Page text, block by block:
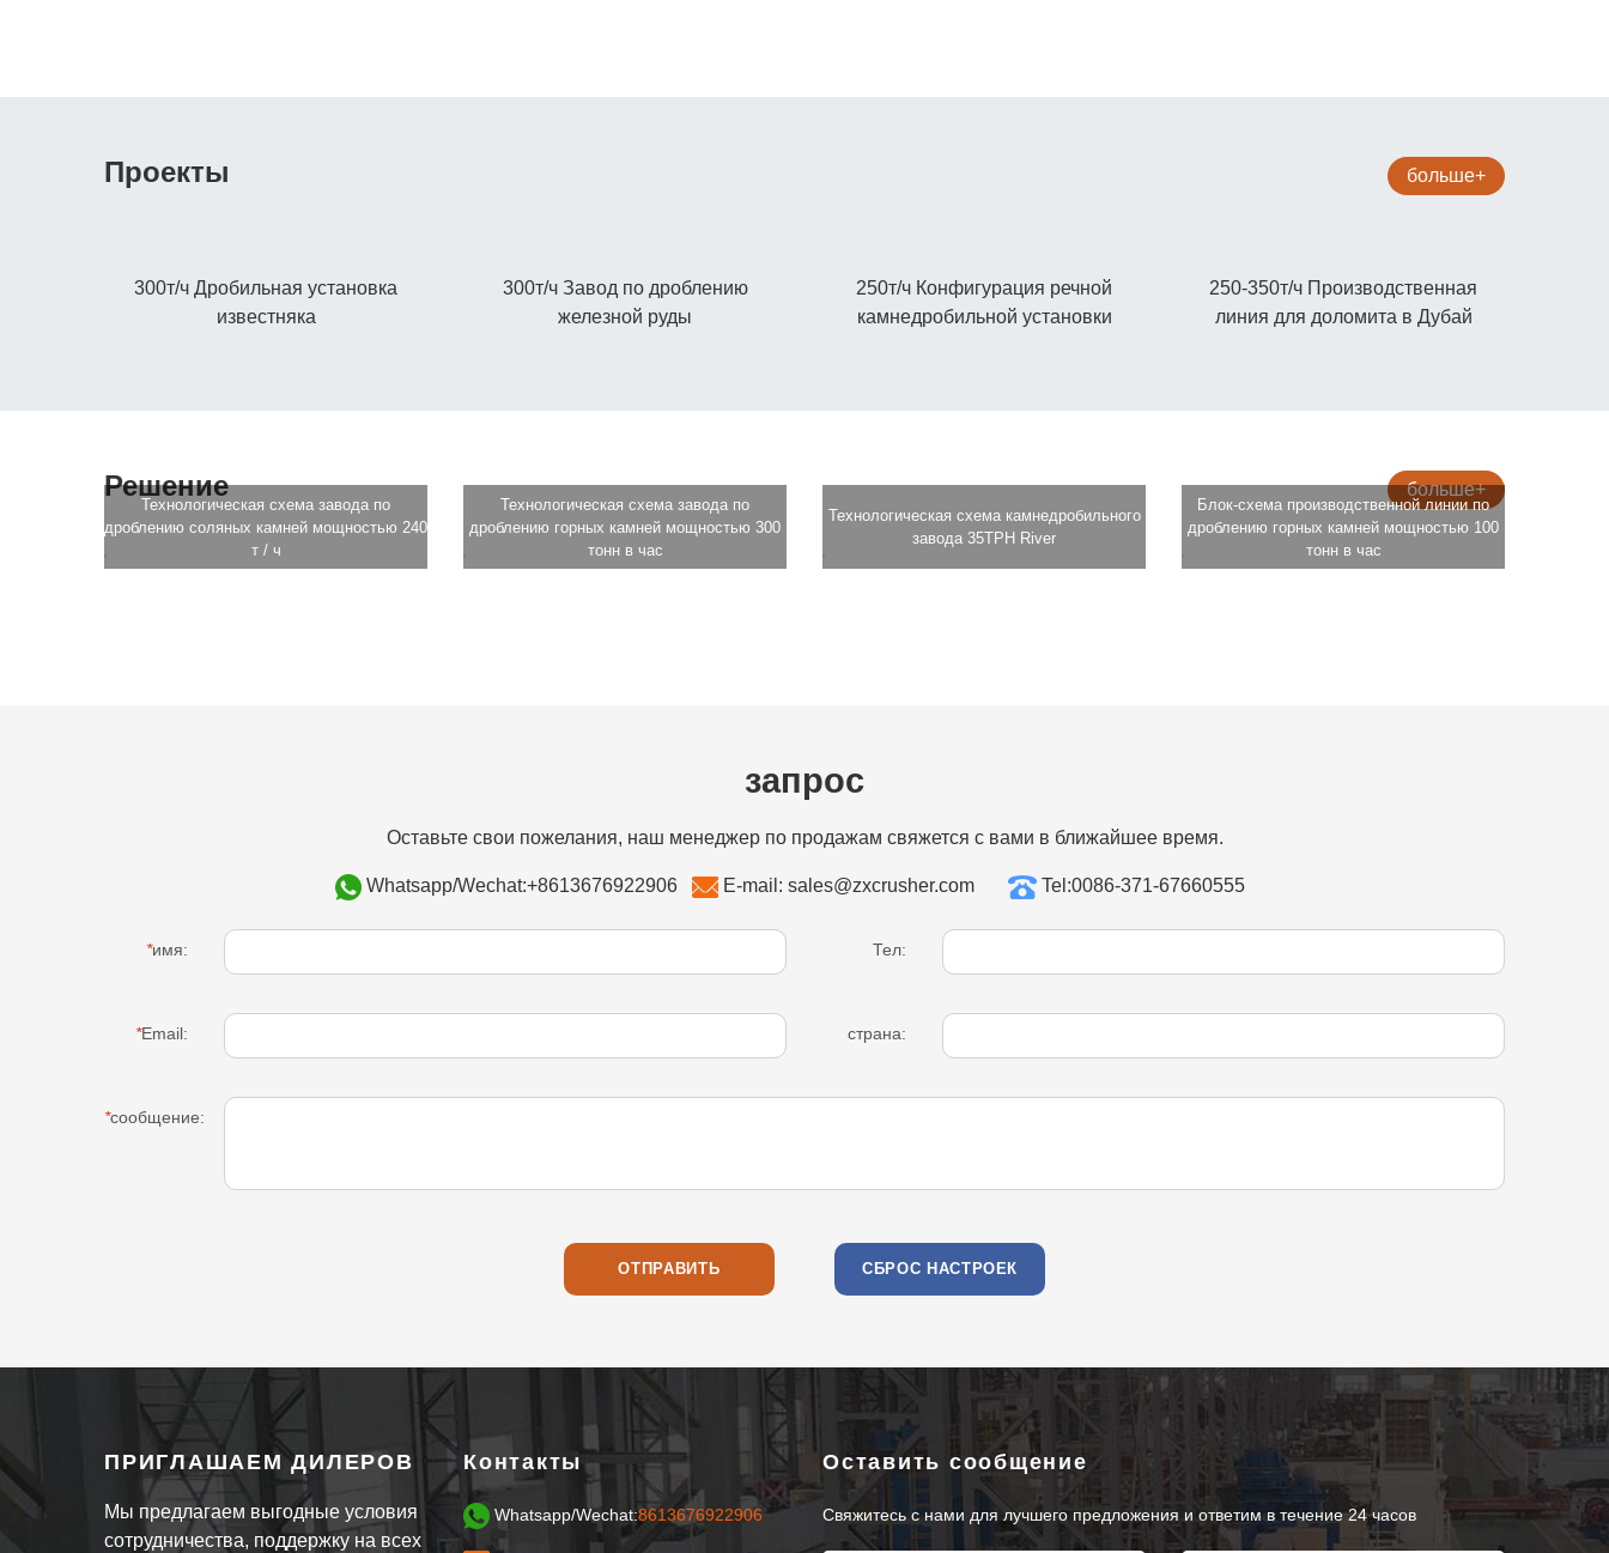
Проекты больше+
300т/ч Дробильная установка
известняка
300т/ч Завод по дроблению
железной руды
250т/ч Конфигурация речной
камнедробильной установки
250-350т/ч Производственная
линия для доломита в Дубай
Решение больше+
Технологическая схема завода по
дроблению соляных камней мощностью 240
т / ч
Технологическая схема завода по
дроблению горных камней мощностью 300
тонн в час
Технологическая схема камнедробильного
завода 35TPH River
Блок-схема производственной линии по
дроблению горных камней мощностью 100
тонн в час
запрос
Оставьте свои пожелания, наш менеджер по продажам свяжется с вами в ближайшее время.
Whatsapp/Wechat:+8613676922906 E-mail: sales@zxcrusher.com Tel:0086-371-67660555
*имя: Тел:
*Email: страна:
*сообщение:
ПРИГЛАШАЕМ ДИЛЕРОВ
Мы предлагаем выгодные условия
сотрудничества, поддержку на всех
Контакты
Whatsapp/Wechat:8613676922906
Oставить сообщение
Свяжитесь с нами для лучшего предложения и ответим в течение 24 часов